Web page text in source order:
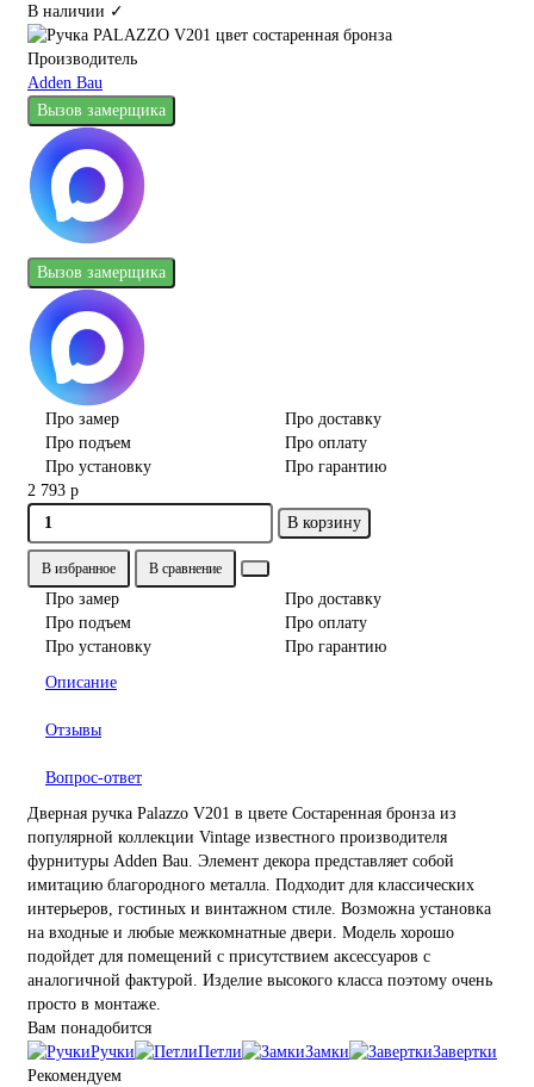
В наличии ✓
Производитель
Adden Bau
Вызов замерщика
Вызов замерщика
Про замер
Про доставку
Про подъем
Про оплату
Про установку
Про гарантию
2 793 р
В корзину
В избранное В сравнение
Про замер
Про доставку
Про подъем
Про оплату
Про установку
Про гарантию
Описание
Отзывы
Вопрос-ответ
Дверная ручка Palazzo V201 в цвете Состаренная бронза из
популярной коллекции Vintage известного производителя
фурнитуры Adden Bau. Элемент декора представляет собой
имитацию благородного металла. Подходит для классических
интерьеров, гостиных и винтажном стиле. Возможна установка
на входные и любые межкомнатные двери. Модель хорошо
подойдет для помещений с присутствием аксессуаров с
аналогичной фактурой. Изделие высокого класса поэтому очень
просто в монтаже.
Вам понадобится
Ручки
Петли Замки
Завертки
Рекомендуем